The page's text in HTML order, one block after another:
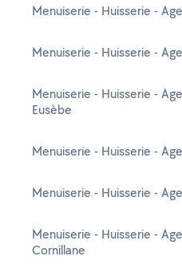
Menuiserie - Huisserie -
Menuiserie - Huisserie -
Menuiserie - Huisserie -
Eusèbe
Menuiserie - Huisserie -
Menuiserie - Huisserie -
Menuiserie - Huisserie -
Cornillane